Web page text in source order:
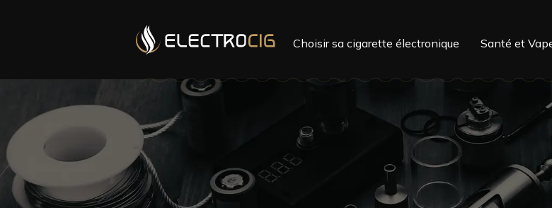
Choisir sa cigarette électronique Santé et